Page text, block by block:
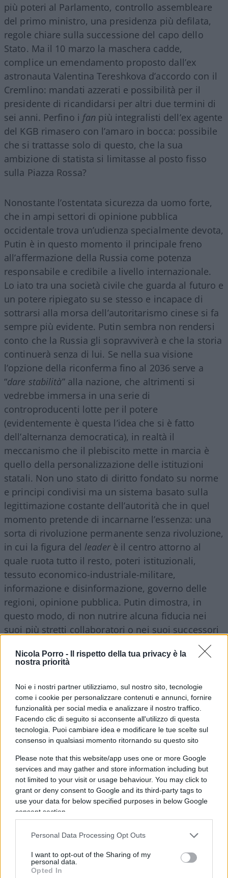
Nicola Porro -
Il rispetto della tua privacy è la
nostra priorità
Noi e i nostri partner utilizziamo, sul nostro sito, tecnologie
come i cookie per personalizzare contenuti e annunci, fornire
funzionalità per social media e analizzare il nostro traffico.
Facendo clic di seguito si acconsente all'utilizzo di questa
tecnologia. Puoi cambiare idea e modificare le tue scelte sul
consenso in qualsiasi momento ritornando su questo sito
Please note that this website/app uses one or more Google
services and may gather and store information including but
not limited to your visit or usage behaviour. You may click to
grant or deny consent to Google and its third-party tags to
use your data for below specified purposes in below Google
consent section.
Personal Data Processing Opt Outs
I want to opt-out of the Sharing of my
personal data.
Opted In
più poteri al Parlamento, controllo assembleare
del primo ministro, una presidenza più defilata,
regole chiare sulla successione del capo dello
Stato. Ma il 10 marzo la maschera cadde,
complice un emendamento proposto dall’ex
astronauta Valentina Tereshkova d’accordo con il
Cremlino: mandati azzerati e possibilità per il
presidente di ricandidarsi per altri due termini di
sei anni. Perfino i fan più integralisti dell’ex agente
del KGB rimasero con l’amaro in bocca: possibile
che si trattasse solo di questo, che la sua
ambizione di statista si limitasse al posto fisso
sulla Piazza Rossa?
Nonostante l’ostentata sicurezza da uomo forte,
che in ampi settori di opinione pubblica
occidentale trova un’udienza specialmente devota,
Putin è in questo momento il principale freno
all’affermazione della Russia come potenza
responsabile e credibile a livello internazionale.
Lo iato tra una società civile che guarda al futuro e
un potere ripiegato su se stesso e incapace di
sottrarsi alla morsa dell’autoritarismo cinese si fa
sempre più evidente. Putin sembra non rendersi
conto che la Russia gli sopravviverà e che la storia
continuerà senza di lui. Se nella sua visione
l’opzione della riconferma fino al 2036 serve a
“dare stabilità” alla nazione, che altrimenti si
vedrebbe immersa in una serie di
controproducenti lotte per il potere
(evidentemente è questa l’idea che si è fatto
dell’alternanza democratica), in realtà il
meccanismo che il plebiscito mette in marcia è
quello della personalizzazione delle istituzioni
statali. Non uno stato di diritto fondato su norme
e principi condivisi ma un sistema basato sulla
legittimazione costante dell’autorità che in quel
momento pretende di incarnarne l’essenza: una
sorta di rivoluzione permanente senza rivoluzione,
in cui la figura del leaderè il centro attorno al
quale ruota tutto il resto, poteri istituzionali,
tessuto economico-industriale-militare,
informazione e disinformazione, governo delle
regioni, opinione pubblica. Putin dimostra, in
questo modo, di non nutrire alcuna fiducia nei
suoi più stretti collaboratori o nei suoi successori
è lui, lo Stato è lui. Una miopia
gravida di conseguenze, perché è difficile che la
Se è vero che è stato Putin a restituire alla Russia
parte dell’orgoglio nazionale perduto nella
dissoluzione sovietica, è altrettanto certo che il
tempo passa per tutti, e quella dell’uomo solo al
comando rischia di trasformarsi in una versione
caricaturale di una traiettoria politica dagli
indiscutibili meriti (per quanto sotto molti aspetti
criticabile). L’insistenza quasi ossessiva sulla
Mondiale, l’unico avvenimento dell’epoca sovietica
che i russi possano legittimamente rivendicare
come esito di popolo, si accompagna all’ansia di